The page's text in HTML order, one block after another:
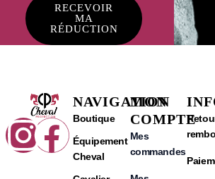
RECEVOIR
MA
RÉDUCTION
Instagram
Facebook
NAVIGATION
Boutique
Équipement
Cheval
MON
COMPTE
Mes
commandes